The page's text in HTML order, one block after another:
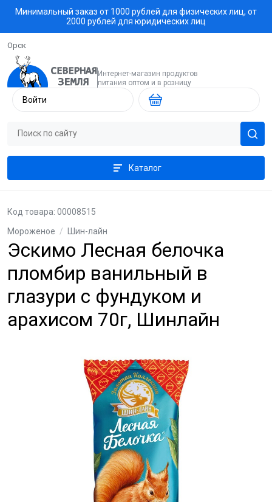
Минимальный заказ от 1000 рублей для физических лиц, от
2000 рублей для юридических лиц
Орск
Интернет-магазин продуктов
питания оптом и в розницу
Войти
Каталог
Мороженое / Шин-лайн
Эскимо Лесная белочка
пломбир ванильный в
глазури с фундуком и
арахисом 70г, Шинлайн
Код товара: 00008515